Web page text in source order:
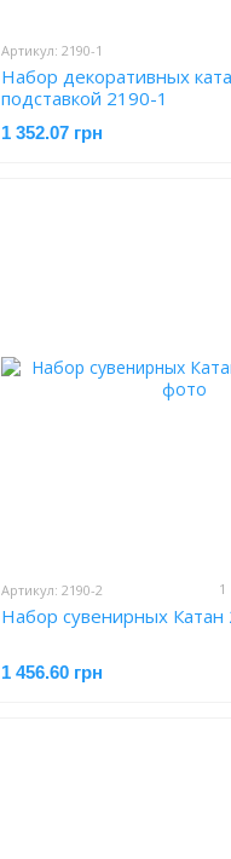
Артикул: 2190-1
Набор декоративных
подставкой 2190-1
1 352.07 грн
Артикул: 2190-2 1
Набор сувенирных Катан
1 456.60 грн